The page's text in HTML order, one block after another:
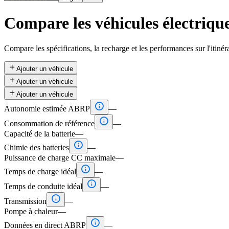
Compare les véhicules
Compare les spécifications, la recharge et les performances sur
 Ajouter un véhicule
 Ajouter un véhicule
 Ajouter un véhicule
Autonomie estimée ABRP  —
Consommation de référence  —
Capacité de la batterie—
Chimie des batteries  —
Puissance de charge CC maximale—
Temps de charge idéal
 —
Temps de conduite idéal
 —
Transmission
 —
Pompe à chaleur—
Données en direct ABRP  —